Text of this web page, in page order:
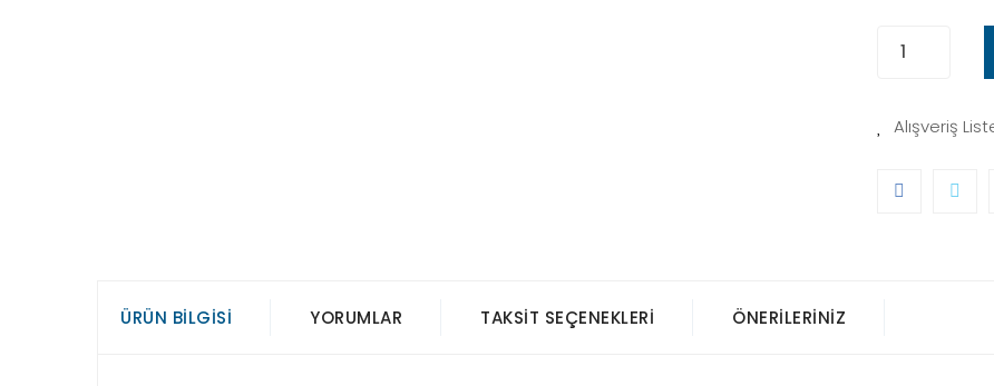
ÜRÜN BILGISI YORUMLAR TAKSIT SEÇENEKLERI ÖNERILERINIZ